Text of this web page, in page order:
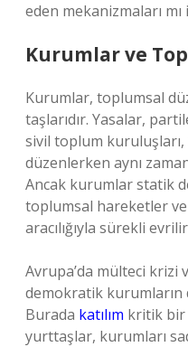
eden mekanizmaları
Kurumlar ve
Kurumlar, toplumsal
taşlarıdır. Yasalar,
sivil toplum kuruluşları,
düzenlerken aynı
Ancak kurumlar statik
toplumsal hareketler
aracılığıyla sürekli
Avrupa’da mülteci krizi
demokratik kurumların
Burada katılım kritik bir
yurttaşlar, kurumları